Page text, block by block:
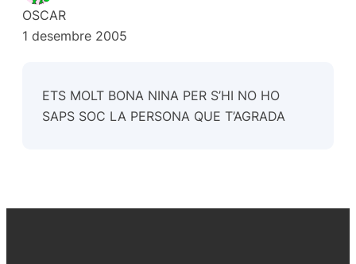
OSCAR
1 desembre 2005
ETS MOLT BONA NINA PER S’HI NO HO
SAPS SOC LA PERSONA QUE T’AGRADA